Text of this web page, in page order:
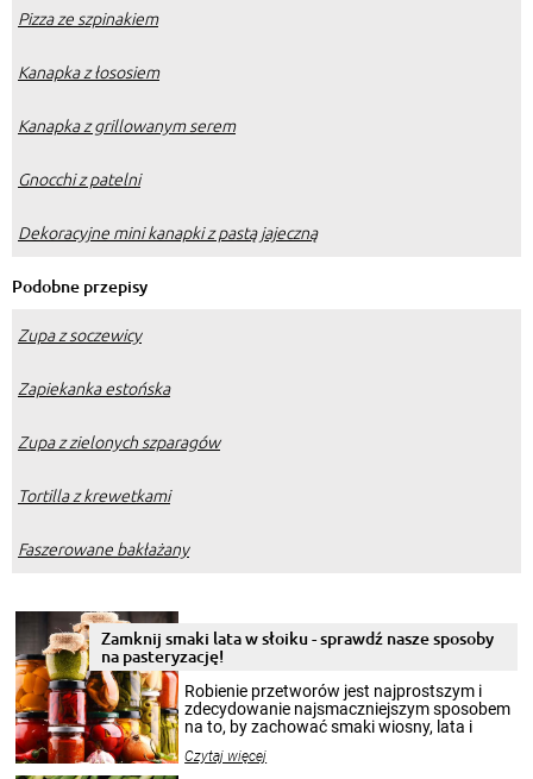
Pizza ze szpinakiem
Kanapka z łososiem
Kanapka z grillowanym serem
Gnocchi z patelni
Dekoracyjne mini kanapki z pastą jajeczną
Podobne przepisy
Zupa z soczewicy
Zapiekanka estońska
Zupa z zielonych szparagów
Tortilla z krewetkami
Faszerowane bakłażany
Zamknij smaki lata w słoiku - sprawdź nasze sposoby
na pasteryzację!
Robienie przetworów jest najprostszym i
zdecydowanie najsmaczniejszym sposobem
na to, by zachować smaki wiosny, lata i
krajobrazów, by cieszyć nimi oko w sezonie
Czytaj więcej